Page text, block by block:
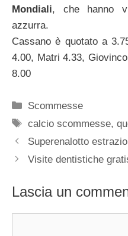
Mondiali, che hanno
azzurra.
Cassano è quotato a
4.00, Matri 4.33,
8.00
Categorie
Scommesse
Tag
calcio scommesse,
Superenalotto
Visite dentistiche
Lascia un